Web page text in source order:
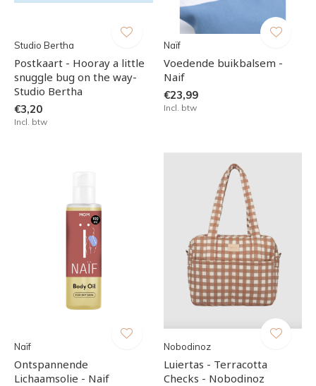
Studio Bertha
Postkaart - Hooray a little
snuggle bug on the way-
Studio Bertha
€3,20
Incl. btw
Naïf
Voedende buikbalsem -
Naif
€23,99
Incl. btw
Naïf
Ontspannende
Lichaamsolie - Naif
Nobodinoz
Luiertas - Terracotta
Checks - Nobodinoz